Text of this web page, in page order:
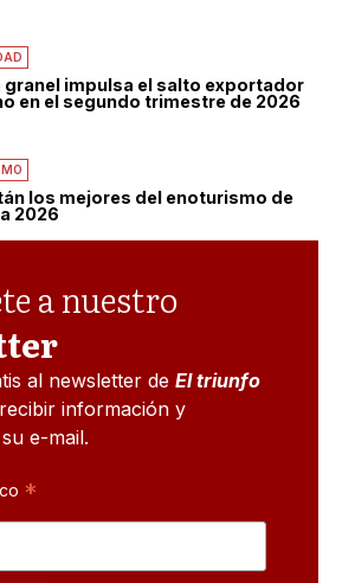
granel impulsa el salto exportador
en el segundo trimestre de 2026
los mejores del enoturismo de
2026
a nuestro
al newsletter de El triunfo
información y
e-mail.
*